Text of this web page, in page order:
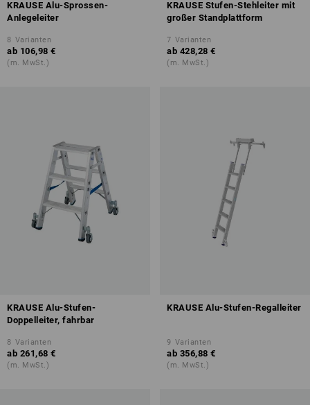
KRAUSE Alu-Sprossen-
Anlegeleiter
8 Varianten
ab 106,98 €
(m. MwSt.)
KRAUSE Stufen-Stehleiter mit
großer Standplattform
7 Varianten
ab 428,28 €
(m. MwSt.)
KRAUSE Alu-Stufen-
Doppelleiter, fahrbar
8 Varianten
ab 261,68 €
(m. MwSt.)
KRAUSE Alu-Stufen-Regalleiter
9 Varianten
ab 356,88 €
(m. MwSt.)